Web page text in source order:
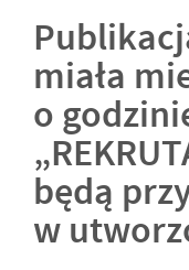
miała
o
będą
w